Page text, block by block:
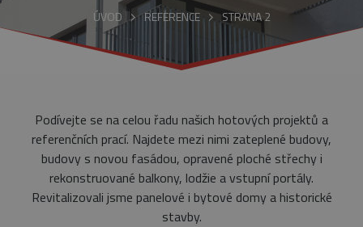
ÚVOD REFERENCE STRANA 2
Podívejte se na celou řadu našich hotových projektů a
referenčních prací. Najdete mezi nimi zateplené budovy,
budovy s novou fasádou, opravené ploché střechy i
rekonstruované balkony, lodžie a vstupní portály.
Revitalizovali jsme panelové i bytové domy a historické
stavby.